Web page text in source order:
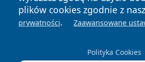
plików cookies zgodnie z
prywatności. Zaawansowane
Polityka Cookies